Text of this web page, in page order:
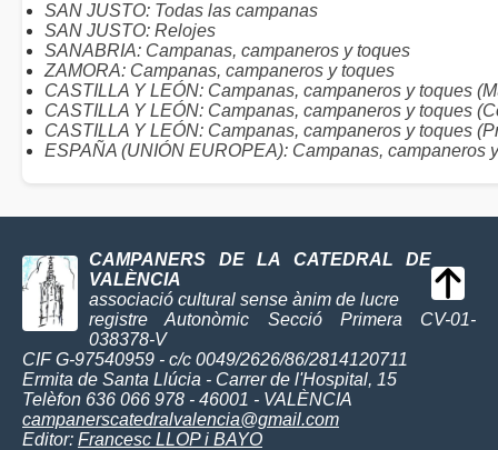
SAN JUSTO: Todas las campanas
SAN JUSTO: Relojes
SANABRIA: Campanas, campaneros y toques
ZAMORA: Campanas, campaneros y toques
CASTILLA Y LEÓN: Campanas, campaneros y toques
CASTILLA Y LEÓN: Campanas, campaneros y toques
CASTILLA Y LEÓN: Campanas, campaneros y toques
ESPAÑA (UNIÓN EUROPEA): Campanas, campaneros
CAMPANERS DE LA CATEDRAL DE
VALÈNCIA
associació cultural sense ànim de lucre
registre Autonòmic Secció Primera CV-01-
038378-V
CIF G-97540959 - c/c 0049/2626/86/2814120711
Ermita de Santa Llúcia - Carrer de l'Hospital, 15
Telèfon 636 066 978 - 46001 - VALÈNCIA
campanerscatedralvalencia@gmail.com
Editor: Francesc LLOP i BAYO